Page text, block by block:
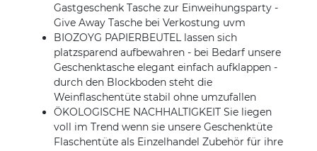
Gastgeschenk Tasche zur Einweihungsparty -
Give Away Tasche bei Verkostung uvm
BIOZOYG PAPIERBEUTEL lassen sich
platzsparend aufbewahren - bei Bedarf unsere
Geschenktasche elegant einfach aufklappen -
durch den Blockboden steht die
Weinflaschentüte stabil ohne umzufallen
ÖKOLOGISCHE NACHHALTIGKEIT Sie liegen
voll im Trend wenn sie unsere Geschenktüte
Flaschentüte als Einzelhandel Zubehör für ihre